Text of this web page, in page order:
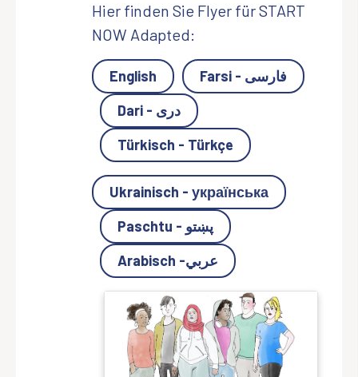
Hier finden Sie Flyer für START
NOW Adapted:
English
Farsi - فارسی
Dari - دری
Türkisch - Türkçe
Ukrainisch - українська
Paschtu - پښتو
Arabisch -عربي